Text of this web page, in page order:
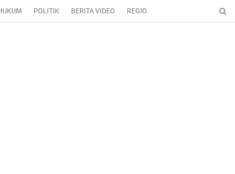
POLITIK BERITA VIDEO REGIONAL ENTERTAINMENT